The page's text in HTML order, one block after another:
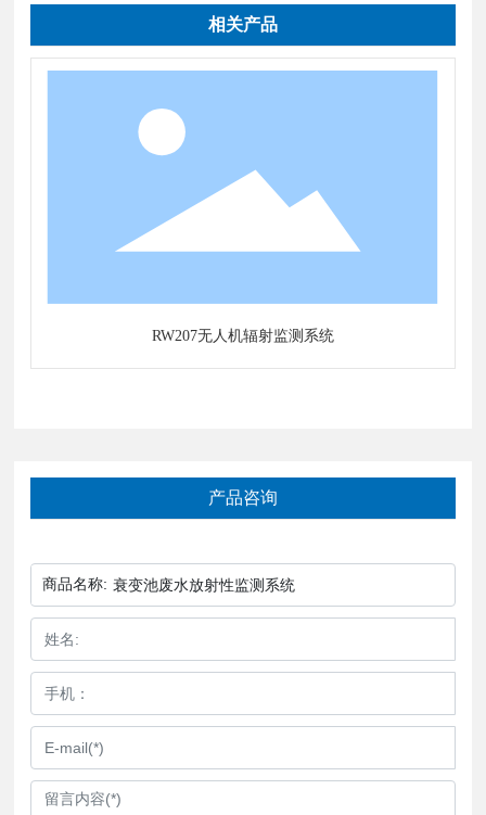
相关产品
RW207无人机辐射监测系统
产品咨询
商品名称: 衰变池废水放射性监测系统